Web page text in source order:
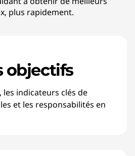
plus rapidement.
objectifs
indicateurs clés de
et les responsabilités en